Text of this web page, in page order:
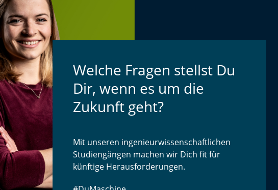
Welche Fragen stellst Du
Dir, wenn es um die
Zukunft geht?
Mit unseren ingenieurwissenschaftlichen
Studiengängen machen wir Dich fit für
künftige Herausforderungen.